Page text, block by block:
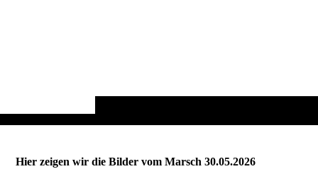
Hier zeigen wir die Bilder vom Marsch 30.05.2026